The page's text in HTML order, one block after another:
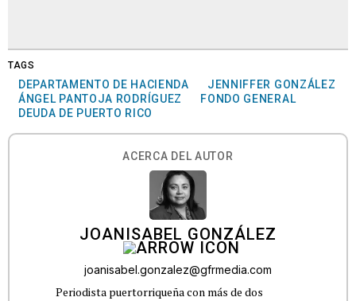
TAGS
DEPARTAMENTO DE HACIENDA
JENNIFFER GONZÁLEZ
ÁNGEL PANTOJA RODRÍGUEZ
FONDO GENERAL
DEUDA DE PUERTO RICO
ACERCA DEL AUTOR
JOANISABEL GONZÁLEZ
joanisabel.gonzalez@gfrmedia.com
Periodista puertorriqueña con más de dos